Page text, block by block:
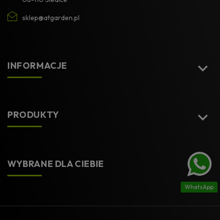
sklep@atgarden.pl
INFORMACJE 
PRODUKTY 
WYBRANE DLA CIEBIE 
WhatsApp